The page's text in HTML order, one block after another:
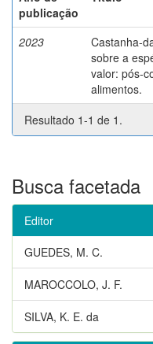
publicação
2023
Castanha-
sobre a
valor: pós-
alimentos.
Resultado 1-1 de 1.
Busca facetada
Editor
GUEDES, M. C.
MAROCCOLO, J. F.
SILVA, K. E. da